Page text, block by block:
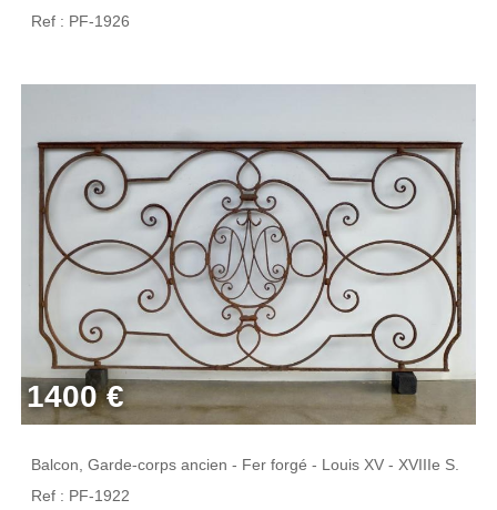
Ref : PF-1926
1400 €
Balcon, Garde-corps ancien - Fer forgé - Louis XV - XVIIIe S.
Ref : PF-1922